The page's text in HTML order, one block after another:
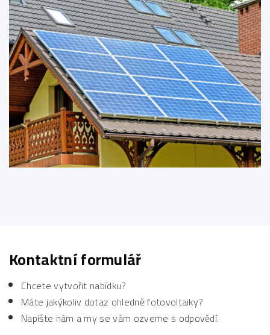
Kontaktní formulář
Chcete vytvořit nabídku?
Máte jakýkoliv dotaz ohledně fotovoltaiky?
Napište nám a my se vám ozveme s odpovědí.